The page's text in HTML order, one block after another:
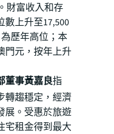
財富收入和存
上升至17,500
歷年高位；本
門元，按年上升
董事黃嘉良指
轉趨穩定，經濟
展。受惠於旅遊
宅租金得到最大